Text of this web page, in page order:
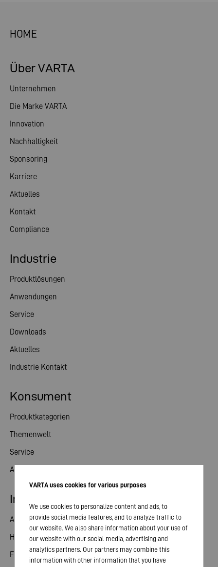
HOME
Über VARTA
Unternehmen
Die Marke VARTA
Innovation
Nachhaltigkeit
Sponsoring
Karriere
Aktuelles
Kontakt
Compliance
Konsument
Produktkategorien
Themenwelt
Service
Aktuelles
Industrie
Produktlösungen
Anwendungen
Service
Downloads
Aktuelles
Industrie Kontakt
Investor Relations
Aktie
Hauptversammlung
Finanzkalender
VARTA uses cookies for various purposes
We use cookies to personalize content and ads, to
provide social media features, and to analyze traffic to
our website. We also share information about your use of
our website with our social media, advertising and
analytics partners. Our partners may combine this
information with other information that you have